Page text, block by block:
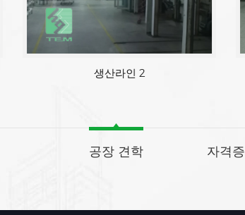
생산라인 2
공장 견학 자격증